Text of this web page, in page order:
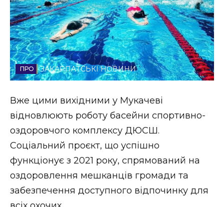
Політика
Соціум
Спорт
Стиль життя
Втрачений Ужгород
Втрачений Ужгород (відеоверсія)
ЗАКАРПАТСЬКІ НОВИНИ
ЗАКАРПАТСЬКІ НОВИНИ
Вже цими вихідними у Мукачеві
відновлюють роботу басейни спортивно-
оздоровчого комплексу ДЮСШ.
Соціальний проєкт, що успішно
функціонує з 2021 року, спрямований на
оздоровлення мешканців громади та
забезпечення доступного відпочинку для